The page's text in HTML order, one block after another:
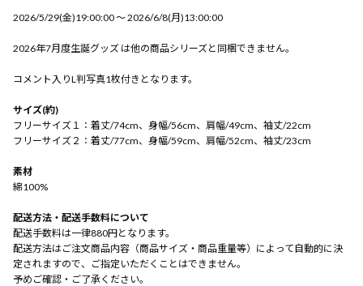
2026/5/29(金)19:00:00 〜 2026/6/8(月)13:00:00
2026年7月度生誕グッズ は他の商品シリーズと同梱できません。
コメント入りL判写真1枚付きとなります。
サイズ(約)
フリーサイズ１：着丈/74cm、身幅/56cm、肩幅/49cm、袖丈/22cm
フリーサイズ２：着丈/77cm、身幅/59cm、肩幅/52cm、袖丈/23cm
素材
綿100%
配送方法・配送手数料について
配送手数料は一律880円となります。
配送方法はご注文商品内容（商品サイズ・商品重量等）によって自動的に決
定されますので、ご指定いただくことはできません。
予めご確認・ご了承ください。